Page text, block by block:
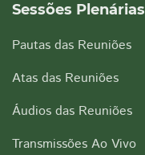
Sessões Plenárias
Pautas das Reuniões
Atas das Reuniões
Áudios das Reuniões
Transmissões Ao Vivo